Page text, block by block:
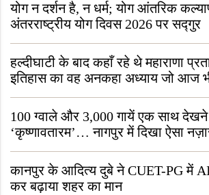
योग न दर्शन है, न धर्म; योग आंतरिक
अंतरराष्ट्रीय योग दिवस 2026 पर सद्गुर
हल्दीघाटी के बाद कहाँ रहे थे महाराणा
इतिहास का वह अनकहा अध्याय जो आज
जीवित है
100 ग्वाले और 3,000 गायें एक साथ
‘कृष्णावतारम’… नागपुर में दिखा ऐसा
“ऐसा तो सिर्फ़ कृष्ण ही कर सकते हैं”
कानपुर के आदित्य दुबे ने CUET-PG में
कर बढ़ाया शहर का मान